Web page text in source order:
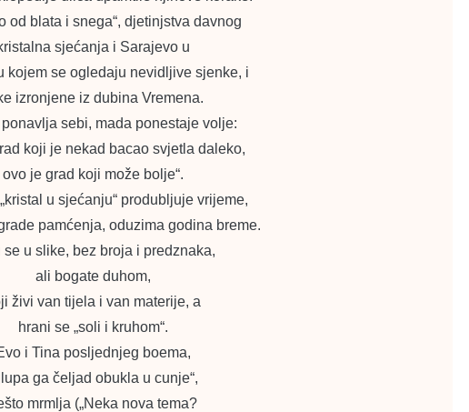
od blata i snega“, djetinjstva davnog
sjećanja i Sarajevo u
kojem se ogledaju nevidljive sjenke, i
izronjene iz dubina Vremena.
sebi, mada ponestaje volje:
koji je nekad bacao svjetla daleko,
ovo je grad koji može bolje“.
u sjećanju“ produbljuje vrijeme,
pamćenja, oduzima godina breme.
se u slike, bez broja i predznaka,
ali bogate duhom,
živi van tijela i van materije, a
hrani se „soli i kruhom“.
i Tina posljednjeg boema,
ga čeljad obukla u cunje“,
mrmlja („Neka nova tema?